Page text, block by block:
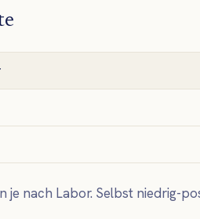
je nach Labor. Selbst niedrig-